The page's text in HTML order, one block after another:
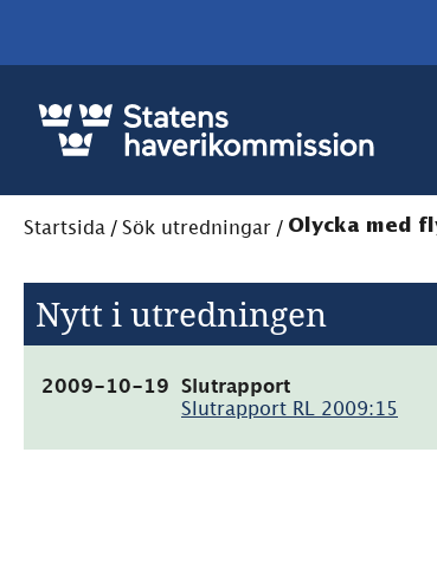
Startsida / Sök utredningar / Olycka med
Nytt i utredningen
2009-10-19
Slutrapport
Slutrapport RL 2009:15
(pdf,